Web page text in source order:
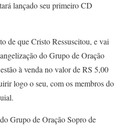
lançado seu primeiro CD
de que Cristo Ressuscitou, e vai
do Grupo de Oração
à venda no valor de RS 5,00
logo o seu, com os membros do
Grupo de Oração Sopro de